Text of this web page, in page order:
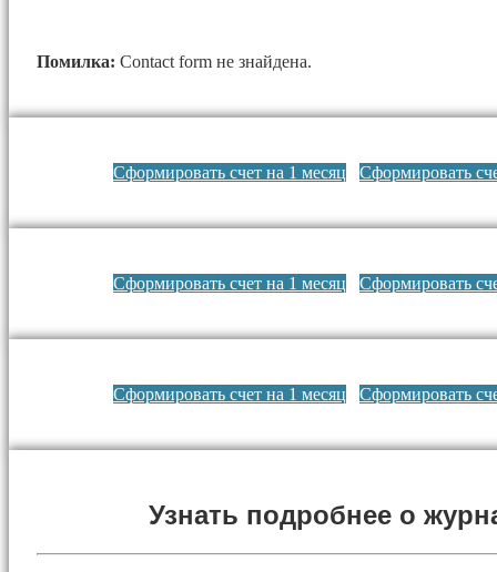
Помилка: Contact form не знайдена.
Сформировать счет на 1 месяц Сформировать
Сформировать счет на 1 месяц Сформировать
Сформировать счет на 1 месяц Сформировать
Узнать подробнее о